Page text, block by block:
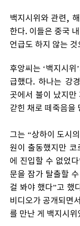
백지시위와 관련,
한다. 이들은 중국
언급도 하지 않는
후앙씨는 ‘백지시위
급했다. 하나는 강
곳에서 불이 났지만
갇힌 채로 떼죽음을
그는 “상하이 도시
원이 출동했지만
에 진입할 수 없었
문을 잠가 탈출할
걸 봐야 했다”고 했
비디오가 공개되면
를 만난 게 백지시